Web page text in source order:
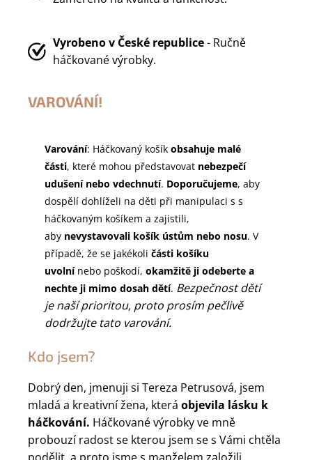
Vyrobeno v České republice- Ručně
háčkované výrobky.
VAROVÁNÍ!
Varování: Háčkovaný košík obsahuje malé
části, které mohou představovat nebezpečí
udušení nebo vdechnutí. Doporučujeme, aby
dospělí dohlíželi na děti při manipulaci s s
háčkovaným košíkem a zajistili,
aby nevystavovali košík ústům nebo nosu. V
případě, že se jakékoli části košíku
uvolní nebo poškodí, okamžitě ji odeberte a
nechte ji mimo dosah dětí. Bezpečnost dětí
je naší prioritou, proto prosím pečlivě
dodržujte tato varování.
Kdo jsem?
Dobrý den, jmenuji si Tereza Petrusová, jsem
mladá a kreativní žena, která objevila lásku k
háčkování. Háčkované výrobky ve mně
probouzí radost se kterou jsem se s Vámi chtěla